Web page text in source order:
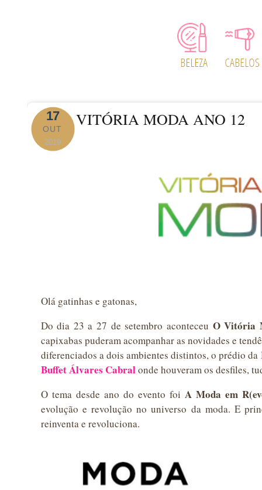
17
OUT
2019
VITÓRIA MODA ANO 12
Olá gatinhas e gatonas,
Do dia 23 a 27 de setembro aconteceu O Vitória
capixabas puderam acompanhar as novidades e
diferenciados a dois ambientes distintos, o prédio da
Buffet Álvares Cabralonde houveram os desfiles,
O tema desde ano do evento foi A Moda em
evolução e revolução no universo da moda. E
reinventa e revoluciona.